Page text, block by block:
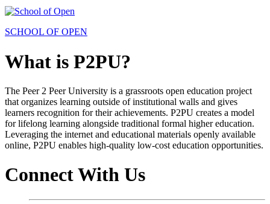
SCHOOL OF OPEN
What is P2PU?
The Peer 2 Peer University is a grassroots open education project
that organizes learning outside of institutional walls and gives
learners recognition for their achievements. P2PU creates a model
for lifelong learning alongside traditional formal higher education.
Leveraging the internet and educational materials openly available
online, P2PU enables high-quality low-cost education opportunities.
Connect With Us